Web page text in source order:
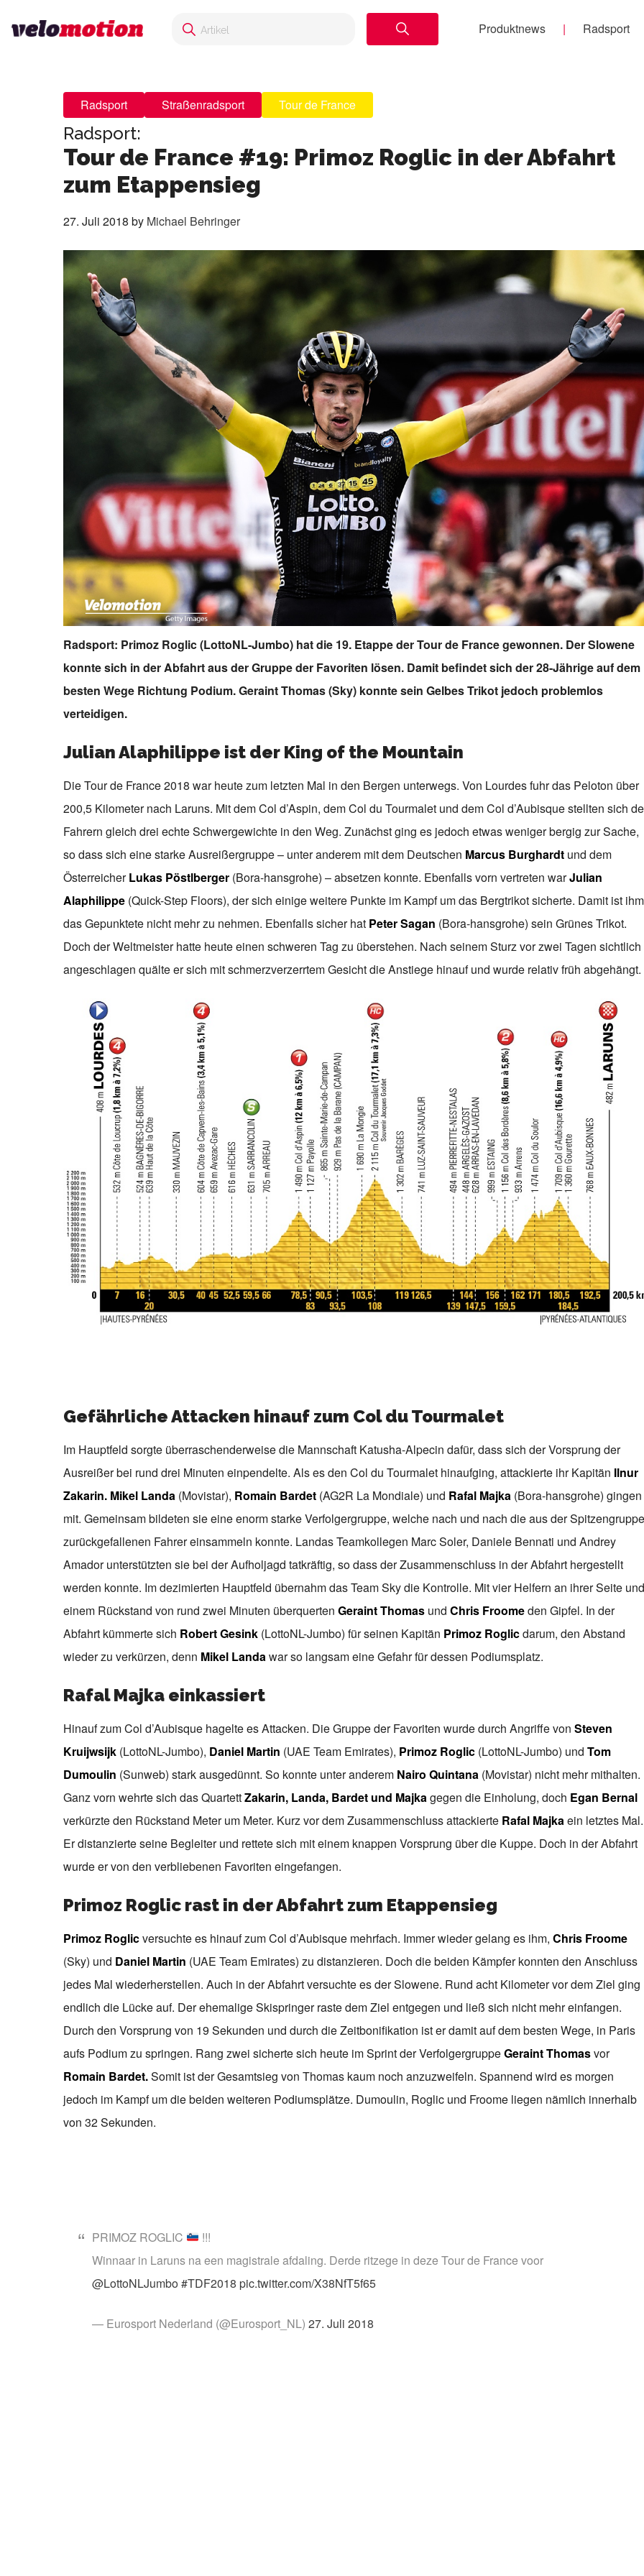
Produktnews Radsport
Radsport Straßenradsport Tour de France
Radsport:
Tour de France #19: Primoz Roglic in der Abfahrt
zum Etappensieg
27. Juli 2018 by Michael Behringer
Radsport: Primoz Roglic (LottoNL-Jumbo) hat die 19. Etappe der Tour de France gewonnen. Der Slowene
konnte sich in der Abfahrt aus der Gruppe der Favoriten lösen. Damit befindet sich der 28-Jährige auf dem
besten Wege Richtung Podium. Geraint Thomas (Sky) konnte sein Gelbes Trikot jedoch problemlos
verteidigen.
Julian Alaphilippe ist der King of the Mountain
Die Tour de France 2018 war heute zum letzten Mal in den Bergen unterwegs. Von Lourdes fuhr das Peloton über
200,5 Kilometer nach Laruns. Mit dem Col d’Aspin, dem Col du Tourmalet und dem Col d’Aubisque stellten sich
Fahrern gleich drei echte Schwergewichte in den Weg. Zunächst ging es jedoch etwas weniger bergig zur Sache,
so dass sich eine starke Ausreißergruppe – unter anderem mit dem Deutschen Marcus Burghardt und dem
ÖsterreicherLukas Pöstlberger (Bora-hansgrohe) – absetzen konnte. Ebenfalls vorn vertreten warJulian
Alaphilippe (Quick-Step Floors), der sich einige weitere Punkte im Kampf um das Bergtrikot sicherte. Damit ist ihm
das Gepunktete nicht mehr zu nehmen. Ebenfalls sicher hat Peter Sagan (Bora-hansgrohe) sein Grünes Trikot.
Doch der Weltmeister hatte heute einen schweren Tag zu überstehen. Nach seinem Sturz vor zwei Tagen sichtlich
angeschlagen quälte er sich mit schmerzverzerrtem Gesicht die Anstiege hinauf und wurde relativ früh abgehängt.
Gefährliche Attacken hinauf zum Col du Tourmalet
Im Hauptfeld sorgte überraschenderweise die Mannschaft Katusha-Alpecin dafür, dass sich der Vorsprung der
Ausreißer bei rund drei Minuten einpendelte. Als es den Col du Tourmalet hinaufging, attackierte ihr Kapitän Ilnur
Zakarin. Mikel Landa (Movistar), Romain Bardet (AG2R La Mondiale) und Rafal Majka (Bora-hansgrohe) gingen
mit. Gemeinsam bildeten sie eine enorm starke Verfolgergruppe, welche nach und nach die aus der Spitzengruppe
zurückgefallenen Fahrer einsammeln konnte. Landas Teamkollegen Marc Soler, Daniele Bennati und Andrey
Amador unterstützten sie bei der Aufholjagd tatkräftig, so dass der Zusammenschluss in der Abfahrt hergestellt
werden konnte. Im dezimierten Hauptfeld übernahm das Team Sky die Kontrolle. Mit vier Helfern an ihrer Seite und
einem Rückstand von rund zwei Minuten überquerten Geraint Thomas und Chris Froomeden Gipfel. In der
Abfahrt kümmerte sich Robert Gesink (LottoNL-Jumbo) für seinen Kapitän Primoz Roglicdarum, den Abstand
wieder zu verkürzen, denn Mikel Landawar so langsam eine Gefahr für dessen Podiumsplatz.
Rafal Majka einkassiert
Hinauf zum Col d’Aubisque hagelte es Attacken. Die Gruppe der Favoriten wurde durch Angriffe von Steven
Kruijwsijk (LottoNL-Jumbo), Daniel Martin (UAE Team Emirates), Primoz Roglic (LottoNL-Jumbo) und Tom
Dumoulin (Sunweb) stark ausgedünnt. So konnte unter anderem Nairo Quintana (Movistar) nicht mehr mithalten.
Ganz vorn wehrte sich das QuartettZakarin, Landa, Bardet und Majkagegen die Einholung, doch Egan Bernal
verkürzte den Rückstand Meter um Meter. Kurz vor dem Zusammenschluss attackierte Rafal Majkaein letztes Mal.
Er distanzierte seine Begleiter und rettete sich mit einem knappen Vorsprung über die Kuppe. Doch in der Abfahrt
wurde er von den verbliebenen Favoriten eingefangen.
Primoz Roglic rast in der Abfahrt zum Etappensieg
Primoz Roglicversuchte es hinauf zum Col d’Aubisque mehrfach. Immer wieder gelang es ihm, Chris Froome
(Sky) und Daniel Martin (UAE Team Emirates) zu distanzieren. Doch die beiden Kämpfer konnten den Anschluss
jedes Mal wiederherstellen. Auch in der Abfahrt versuchte es der Slowene. Rund acht Kilometer vor dem Ziel ging
endlich die Lücke auf. Der ehemalige Skispringer raste dem Ziel entgegen und ließ sich nicht mehr einfangen.
Durch den Vorsprung von 19 Sekunden und durch die Zeitbonifikation ist er damit auf dem besten Wege, in Paris
aufs Podium zu springen. Rang zwei sicherte sich heute im Sprint der VerfolgergruppeGeraint Thomasvor
Romain Bardet.Somit ist der Gesamtsieg von Thomas kaum noch anzuzweifeln. Spannend wird es morgen
jedoch im Kampf um die beiden weiteren Podiumsplätze. Dumoulin, Roglic und Froome liegen nämlich innerhalb
von 32 Sekunden.
PRIMOZ ROGLIC
!!!
Winnaar in Laruns na een magistrale afdaling. Derde ritzege in deze Tour de France voor
@LottoNLJumbo #TDF2018 pic.twitter.com/X38NfT5f65
— Eurosport Nederland (@Eurosport_NL) 27. Juli 2018